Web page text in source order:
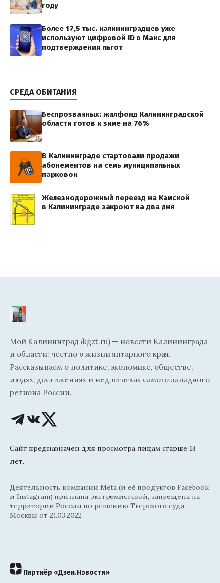
году
Более 17,5 тыс. калининградцев уже
используют цифровой ID в Макс для
подтверждения льгот
СРЕДА ОБИТАНИЯ
Беспрозванных: жилфонд Калининградской
области готов к зиме на 76%
В Калининграде стартовали продажи
абонементов на семь муниципальных
парковок
Железнодорожный переезд на Камской
в Калининграде закроют на два дня
Мой Калининград (kgzt.ru) — новости Калининграда
и области: честно о жизни янтарного края.
Рассказываем о политике, экономике, обществе,
людях, достижениях и недостатках самого западного
региона России.
Сайт предназначен для просмотра лицам старше 18
лет.
Деятельность компании Meta (и её продуктов Facebook
и Instagram) признана экстремистской, запрещена на
территории России по решению Тверского суда
Москвы от 21.03.2022.
Партнёр «Дзен.Новости»